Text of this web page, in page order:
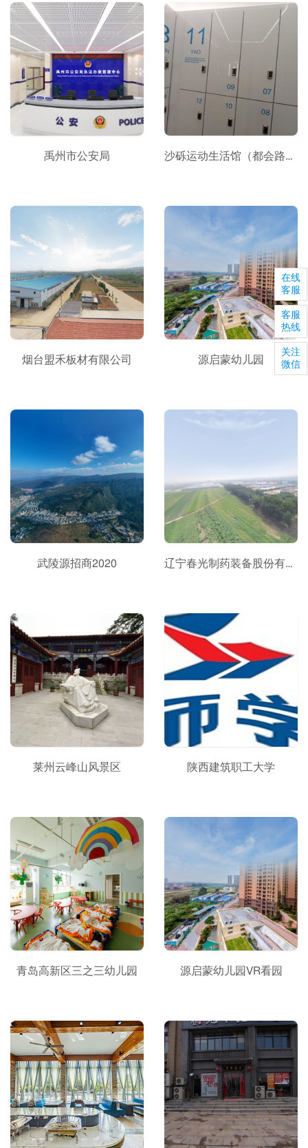
禹州市公安局 沙砾运动生活馆（都会路店）
烟台盟禾板材有限公司 源启蒙幼儿园
武陵源招商2020 辽宁春光制药装备股份有限公司
莱州云峰山风景区 陕西建筑职工大学
青岛高新区三之三幼儿园 源启蒙幼儿园VR看园
在线
客服
客服
热线
关注
微信